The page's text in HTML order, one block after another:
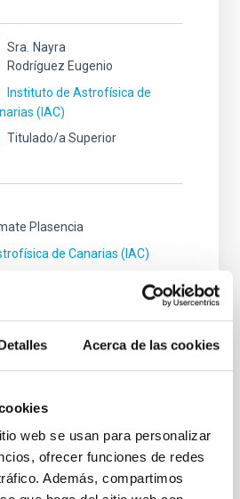
Acerca de las cookies
web se usan para personalizar
ofrecer funciones de redes
Además, compartimos
Sra.
Nayra
Rodríguez Eugenio
Instituto de Astrofísica de
(IAC)
Titulado/a Superior
Plasencia
de Canarias (IAC)